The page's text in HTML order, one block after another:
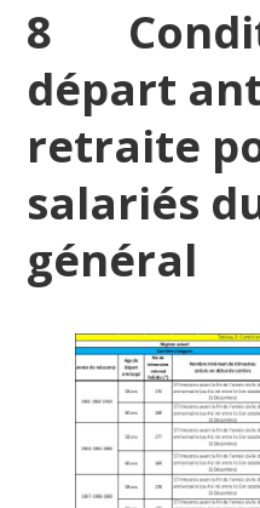
8
départ
retraite
salariés
général